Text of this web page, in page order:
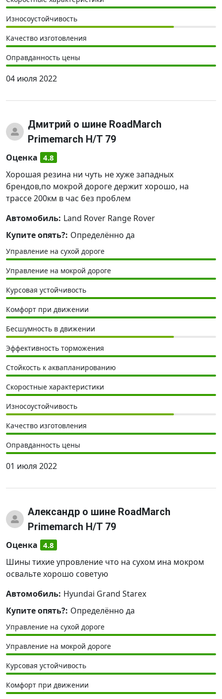
Износоустойчивость
Качество изготовления
Оправданность цены
04 июля 2022
Дмитрий о шине RoadMarch
Primemarch H/T 79
Оценка 4.8
Хорошая резина ни чуть не хуже западных
брендов,по мокрой дороге держит хорошо, на
трассе 200км в час без проблем
Автомобиль: Land Rover Range Rover
Купите опять?: Определённо да
Управление на сухой дороге
Управление на мокрой дороге
Курсовая устойчивость
Комфорт при движении
Бесшумность в движении
Эффективность торможения
Стойкость к аквапланированию
Скоростные характеристики
Износоустойчивость
Качество изготовления
Оправданность цены
01 июля 2022
Александр о шине RoadMarch
Primemarch H/T 79
Оценка 4.8
Шины тихие упровление что на сухом ина мокром
освальте хорошо советую
Автомобиль: Hyundai Grand Starex
Купите опять?: Определённо да
Управление на сухой дороге
Управление на мокрой дороге
Курсовая устойчивость
Комфорт при движении